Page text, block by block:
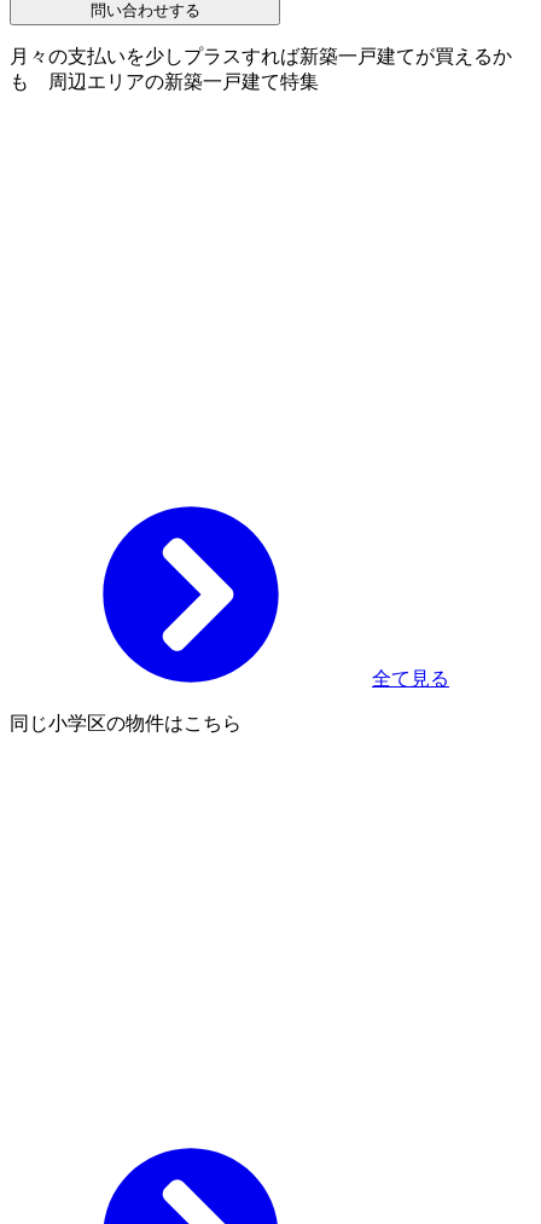
問い合わせする
月々の支払いを少しプラスすれば新築一戸建てが買えるか
も
周辺エリアの新築一戸建て特集
全て見る
同じ小学区の物件はこちら